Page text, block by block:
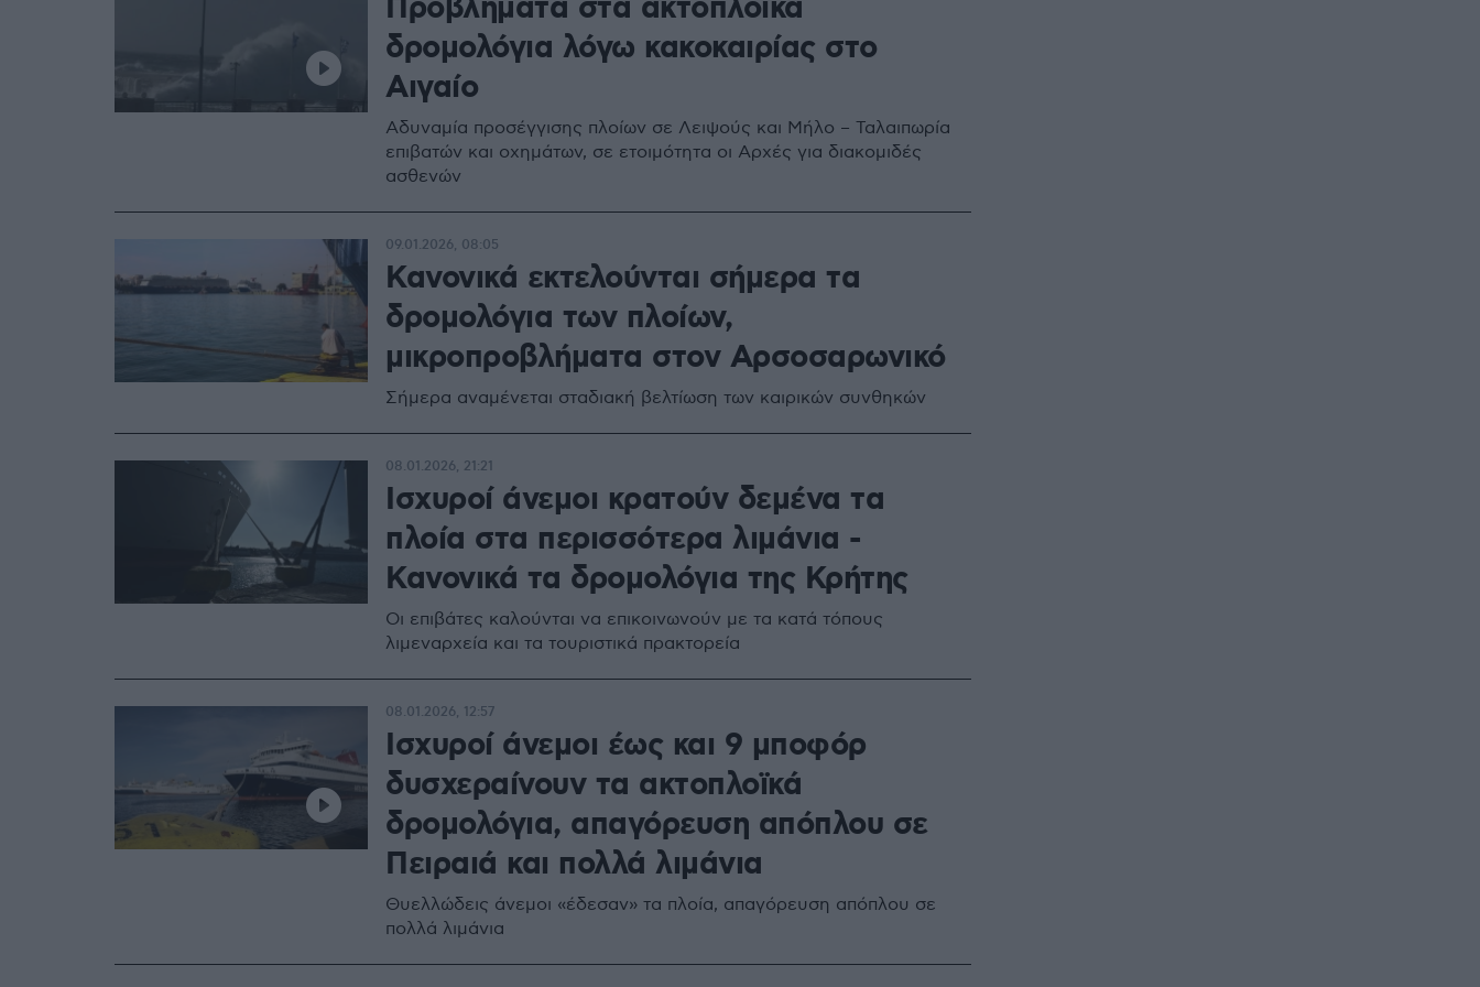
Προβλήματα στα ακτοπλοϊκά
δρομολόγια λόγω κακοκαιρίας στο
Αιγαίο
Αδυναμία προσέγγισης πλοίων σε Λειψούς και Μήλο – Ταλαιπωρία
επιβατών και οχημάτων, σε ετοιμότητα οι Αρχές για διακομιδές
ασθενών
Κανονικά εκτελούνται σήμερα τα
δρομολόγια των πλοίων,
μικροπροβλήματα στον Αρσοσαρωνικό
Σήμερα αναμένεται σταδιακή βελτίωση των καιρικών συνθηκών
09.01.2026, 08:05
Ισχυροί άνεμοι κρατούν δεμένα τα
πλοία στα περισσότερα λιμάνια -
Κανονικά τα δρομολόγια της Κρήτης
Οι επιβάτες καλούνται να επικοινωνούν με τα κατά τόπους
λιμεναρχεία και τα τουριστικά πρακτορεία
08.01.2026, 21:21
Ισχυροί άνεμοι έως και 9 μποφόρ
δυσχεραίνουν τα ακτοπλοϊκά
δρομολόγια, απαγόρευση απόπλου σε
Πειραιά και πολλά λιμάνια
Θυελλώδεις άνεμοι «έδεσαν» τα πλοία, απαγόρευση απόπλου σε
πολλά λιμάνια
08.01.2026, 12:57